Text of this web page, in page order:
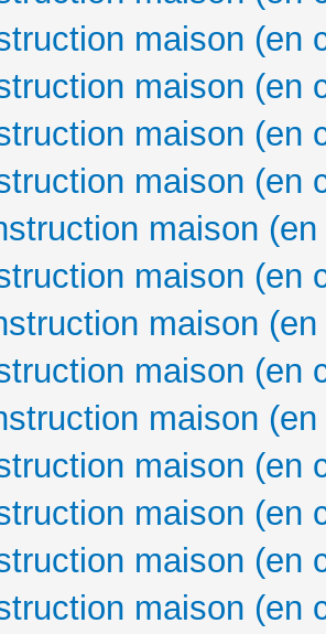
maison (en
maison (en
maison (en
maison (en
maison
maison (en
maison
maison (en
maison
maison (en
maison (en
maison (en
maison (en